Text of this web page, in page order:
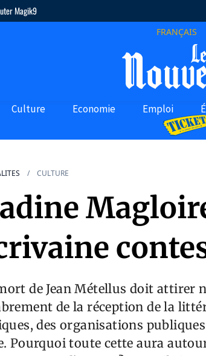
Magik9
FRANÇAIS
Culture Economie Emploi
CULTURE
de Jean Métellus doit attirer
de la réception de la
des organisations
Pourquoi toute cette aura